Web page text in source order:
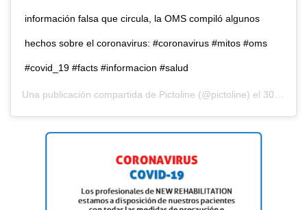
información falsa que circula, la OMS compiló algunos
hechos sobre el coronavirus: #coronavirus #mitos #oms
#covid_19 #facts #informacion #salud
Una publicación compartida de Pictoline (@pictoline) el 30 Mar, 2020 a las 3:26 PDT